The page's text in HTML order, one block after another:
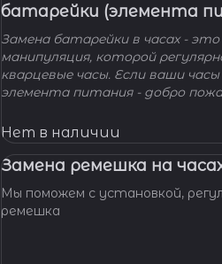
батарейки (элемента
Замена батарейки в часах -
манипуляция, которой
кварцевые часы. Если ваши
элемента питания - добро
вам решить вашу проблему и
батарейки профессионально,
доступной цене.
Нет в наличии
Замена ремешка на
Мы поможем с установкой,
ремешка